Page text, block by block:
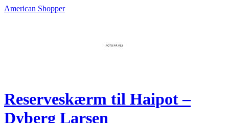
American Shopper
Reserveskærm til Haipot –
Dyberg Larsen